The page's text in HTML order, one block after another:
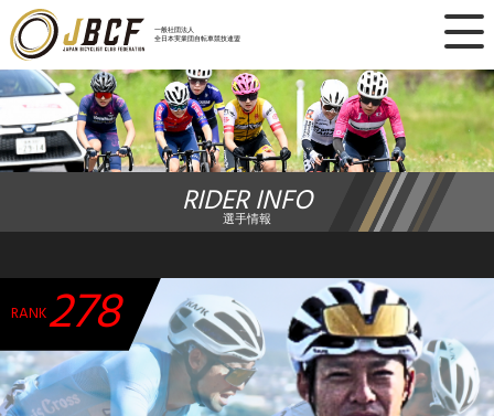
一般社団法人
全日本実業団自転車競技連盟
×
ニュース
レース日程
ランキング
チーム・選手
競技ガイド
RIDER INFO
選手情報
RANK278